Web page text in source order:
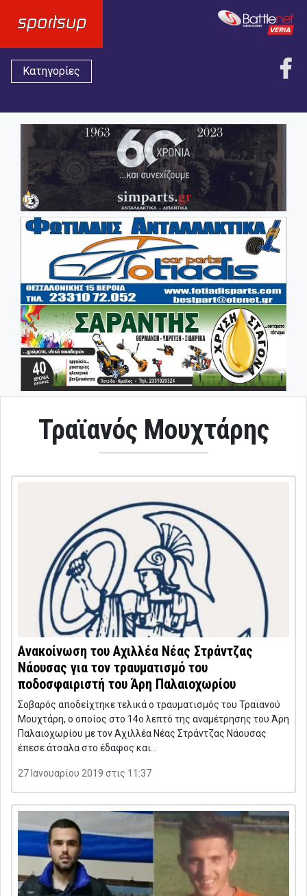
Κατηγορίες
Τραϊανός Μουχτάρης
Ανακοίνωση του Αχιλλέα Νέας Στράντζας
Νάουσας για τον τραυματισμό του
ποδοσφαιριστή του Άρη Παλαιοχωρίου
Σοβαρός αποδείχτηκε τελικά ο τραυματισμός του Τραϊανού
Μουχτάρη, ο οποίος στο 14ο λεπτό της αναμέτρησης του Άρη
Παλαιοχωρίου με τον Αχιλλέα Νέας Στράντζας Νάουσας
έπεσε άτσαλα στο έδαφος και…
27 Ιανουαρίου 2019 στις 11:37